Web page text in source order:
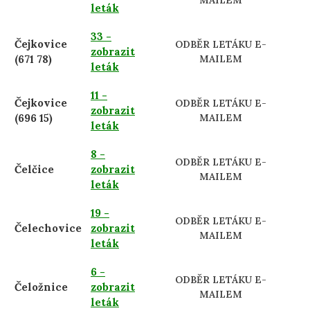
leták
Čejkovice
(671 78)
33 -
zobrazit
leták
ODBĚR LETÁKU E-
MAILEM
Čejkovice
(696 15)
11 -
zobrazit
leták
ODBĚR LETÁKU E-
MAILEM
Čelčice
8 -
zobrazit
leták
ODBĚR LETÁKU E-
MAILEM
Čelechovice
19 -
zobrazit
leták
ODBĚR LETÁKU E-
MAILEM
Čeložnice
6 -
zobrazit
leták
ODBĚR LETÁKU E-
MAILEM